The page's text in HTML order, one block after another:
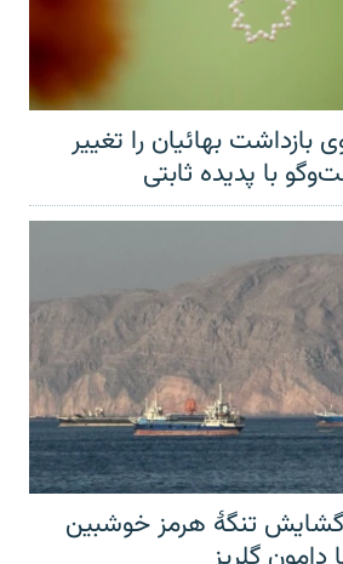
بهائیان را تغییر
با پدیده ثابتی
گشایش تنگهٔ هرمز خوشبین